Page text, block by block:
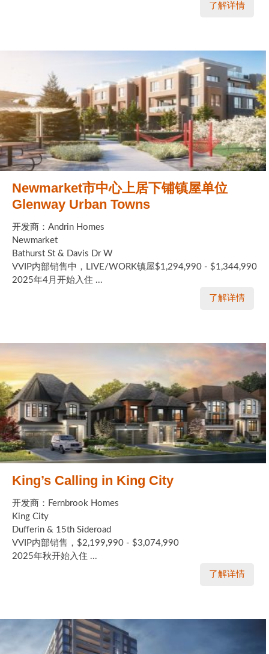
了解详情
Newmarket市中心上居下铺镇屋单位
Glenway Urban Towns
开发商：Andrin Homes
Newmarket
Bathurst St & Davis Dr W
VVIP内部销售中，LIVE/WORK镇屋$1,294,990 - $1,344,990
2025年4月开始入住 ...
了解详情
King’s Calling in King City
开发商：Fernbrook Homes
King City
Dufferin & 15th Sideroad
VVIP内部销售，$2,199,990 - $3,074,990
2025年秋开始入住 ...
了解详情